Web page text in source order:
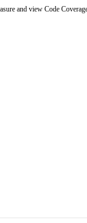
and view Code